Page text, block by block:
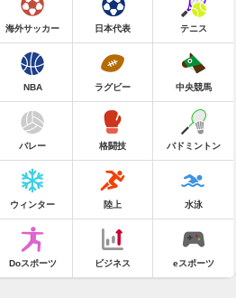
海外サッカー 日本代表 テニス
NBA ラグビー 中央競馬
バレー 格闘技 バドミントン
ウィンター 陸上 水泳
Doスポーツ ビジネス eスポーツ